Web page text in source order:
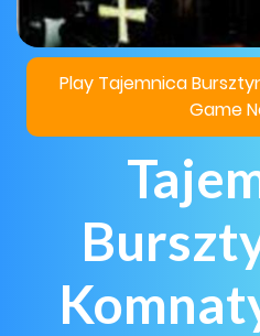
Play Tajemnica
Game